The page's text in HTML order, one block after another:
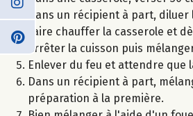
Dans un récipient à part,
Faire chauffer la casserole et
Arrêter la cuisson puis
Enlever du feu et attendre que
Dans un récipient à part,
préparation à la première.